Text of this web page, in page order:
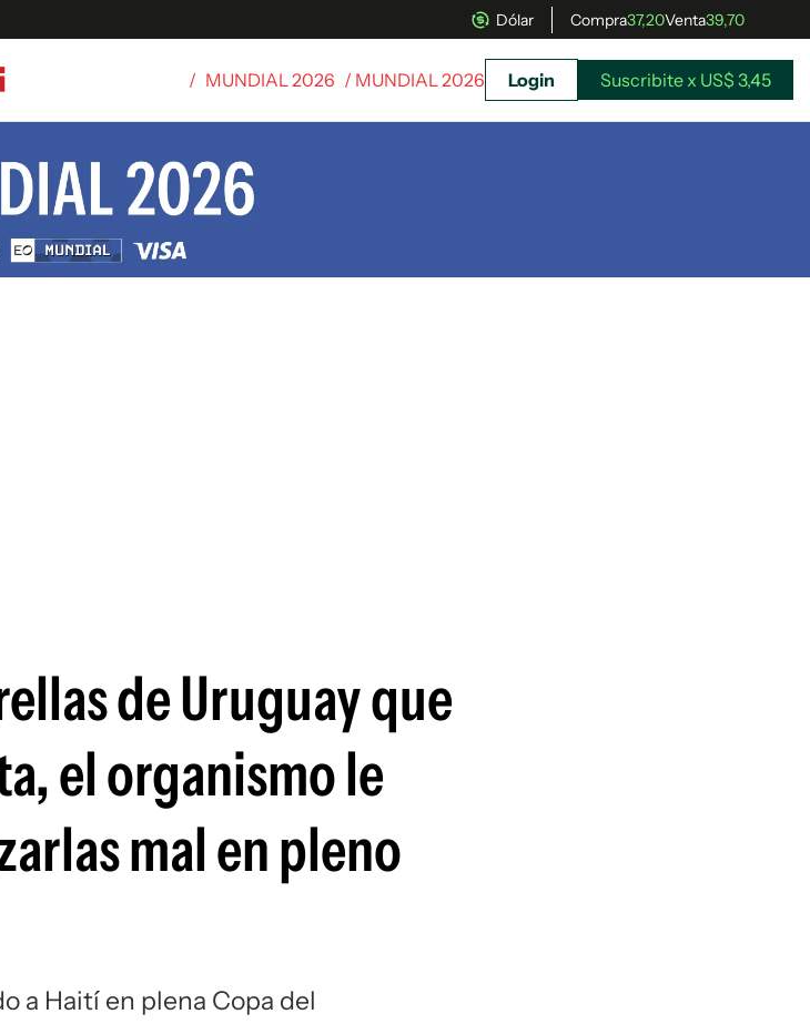
Dólar Compra37,20Venta39,70
/ MUNDIAL 2026 / MUNDIAL 2026 Login Suscribite x US$ 3,45
de Uruguay que
el organismo le
mal en pleno
a Haití en plena Copa del